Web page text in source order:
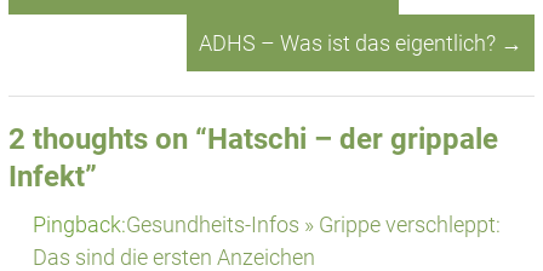
ADHS – Was ist das eigentlich? →
2 thoughts on “Hatschi – der grippale
Infekt”
Pingback:Gesundheits-Infos » Grippe verschleppt:
Das sind die ersten Anzeichen